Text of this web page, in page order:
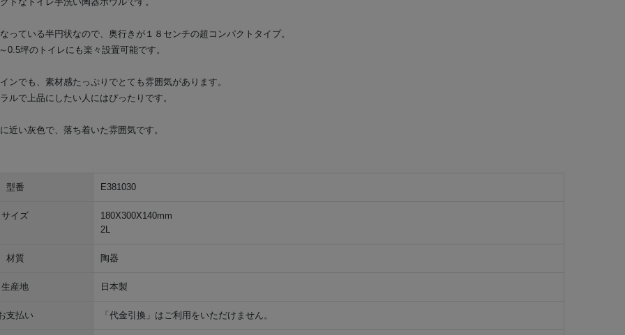
っている半円状なので、奥行きが１８センチの超コンパクトタイプ。
0.5坪のトイレにも楽々設置可能です。
ンでも、素材感たっぷりでとても雰囲気があります。
ルで上品にしたい人にはぴったりです。
近い灰色で、落ち着いた雰囲気です。
型番 E381030
サイズ
180X300X140mm
2L
材質 陶器
生産地 日本製
支払い 「代金引換」はご利用をいただけません。